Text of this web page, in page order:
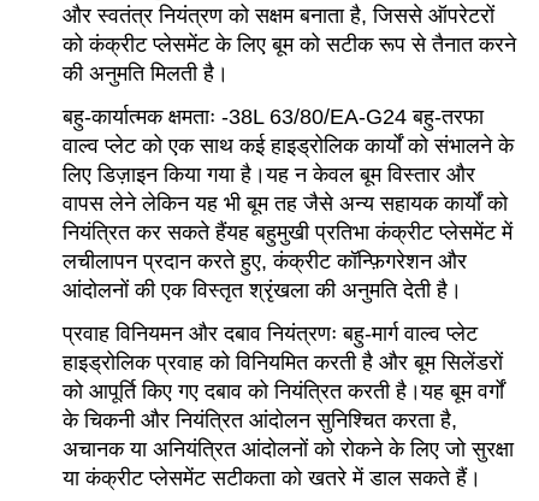
और स्वतंत्र नियंत्रण को सक्षम बनाता है, जिससे ऑपरेटरों
को कंक्रीट प्लेसमेंट के लिए बूम को सटीक रूप से तैनात करने
की अनुमति मिलती है।
बहु-कार्यात्मक क्षमताः -38L 63/80/EA-G24 बहु-तरफा
वाल्व प्लेट को एक साथ कई हाइड्रोलिक कार्यों को संभालने के
लिए डिज़ाइन किया गया है।यह न केवल बूम विस्तार और
वापस लेने लेकिन यह भी बूम तह जैसे अन्य सहायक कार्यों को
नियंत्रित कर सकते हैंयह बहुमुखी प्रतिभा कंक्रीट प्लेसमेंट में
लचीलापन प्रदान करते हुए, कंक्रीट कॉन्फ़िगरेशन और
आंदोलनों की एक विस्तृत श्रृंखला की अनुमति देती है।
प्रवाह विनियमन और दबाव नियंत्रणः बहु-मार्ग वाल्व प्लेट
हाइड्रोलिक प्रवाह को विनियमित करती है और बूम सिलेंडरों
को आपूर्ति किए गए दबाव को नियंत्रित करती है।यह बूम वर्गों
के चिकनी और नियंत्रित आंदोलन सुनिश्चित करता है,
अचानक या अनियंत्रित आंदोलनों को रोकने के लिए जो सुरक्षा
या कंक्रीट प्लेसमेंट सटीकता को खतरे में डाल सकते हैं।